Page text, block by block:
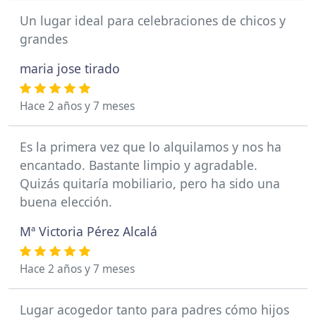
Un lugar ideal para celebraciones de chicos y
grandes
maria jose tirado
Hace 2 años y 7 meses
Es la primera vez que lo alquilamos y nos ha
encantado. Bastante limpio y agradable.
Quizás quitaría mobiliario, pero ha sido una
buena elección.
Mª Victoria Pérez Alcalá
Hace 2 años y 7 meses
Lugar acogedor tanto para padres cómo hijos